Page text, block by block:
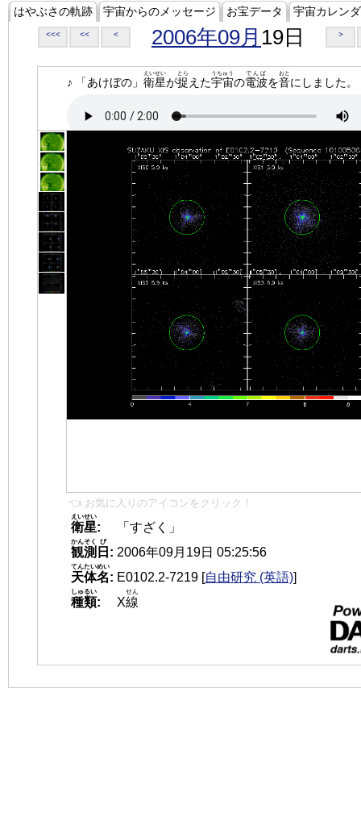
はやぶさの軌跡 宇宙からのメッセージ お宝データ 宇宙カレン
<<< << < 2006年09月 19日 >
♪ 「あけぼの」 衛星
えいせい
が捉
とら
えた宇宙
うちゅう
の電波
でんぱ
を音
おと
にしました。
👈 お気に入りのアイコンをクリック！
衛星
えいせい
:
「すざく」
観測
かんそく
日
び
: 2006年09月19日 05:25:56
天体名
てんたいめい
: E0102.2-7219 [自由研究 (英語)]
種類
しゅるい
: X線
せん